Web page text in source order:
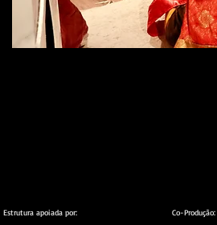
Estrutura apoiada por: Co-Produção: